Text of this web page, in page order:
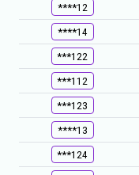
****12
****14
***122
***112
***123
****13
***124